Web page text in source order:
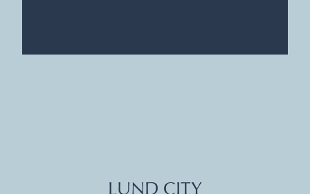
LUND CITY